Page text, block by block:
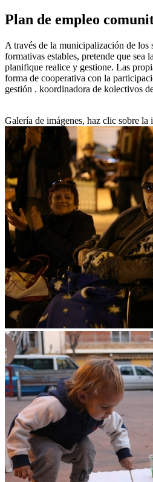
Plan de empleo
A través de la municipalización de los
formativas estables, pretende que sea
planifique realice y gestione. Las
forma de cooperativa con la
gestión . koordinadora de kolectivos
Galería de imágenes, haz clic sobre la